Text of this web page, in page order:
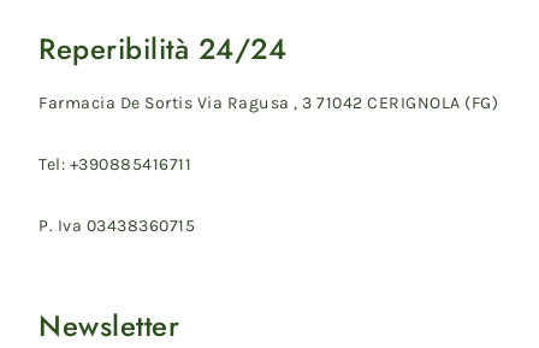
Reperibilità 24/24
Farmacia De Sortis Via Ragusa , 3 71042 CERIGNOLA (FG)
Tel: +390885416711
P. Iva 03438360715
Newsletter